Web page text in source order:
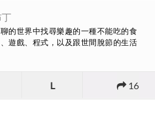
的世界中找尋樂趣的一種不能吃的食
遊戲、程式，以及跟世間脫節的生活
L 16